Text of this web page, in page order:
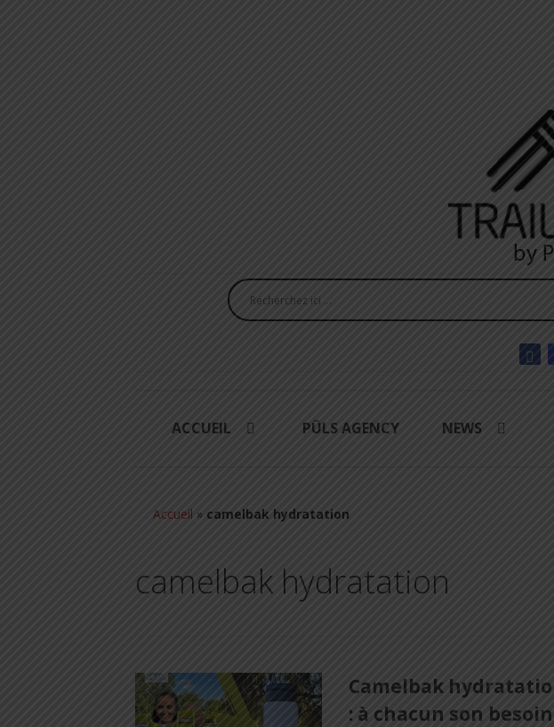
ACCUEIL PÜLS AGENCY NEWS
Accueil » camelbak hydratation
camelbak hydratation
Camelbak
: à chacun son